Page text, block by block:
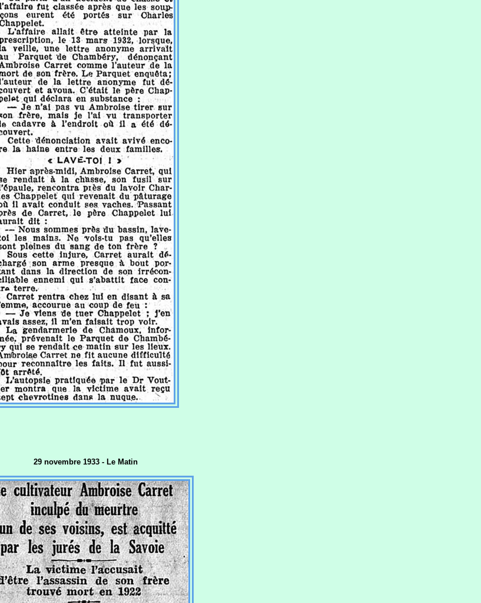
29 novembre 1933 - Le Matin